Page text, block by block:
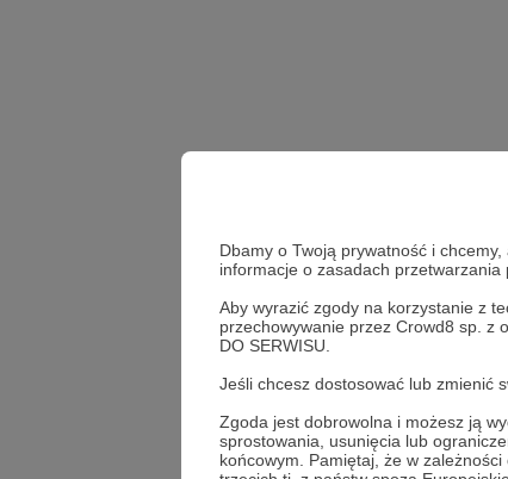
Dbamy o Twoją prywatność i
informacje o zasadach przetwarzania
Aby wyrazić zgody na korzystanie z
przechowywanie przez Crowd8 sp. z
DO SERWISU.
Jeśli chcesz dostosować lub zmienić
Zgoda jest dobrowolna i możesz ją
sprostowania, usunięcia lub
końcowym. Pamiętaj, że w
#ilewartejestzdrowie
Udostępnij